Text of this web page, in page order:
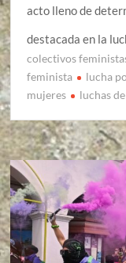
acto lleno de
destacada en la
colectivos
feminista
lucha
mujeres
luchas